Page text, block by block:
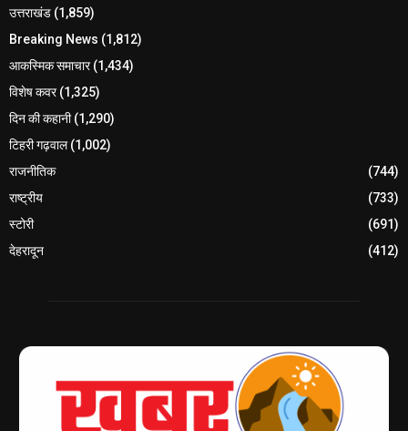
उत्तराखंड (1,859)
Breaking News (1,812)
आकस्मिक समाचार(1,434)
विशेष कवर(1,325)
दिन की कहानी(1,290)
टिहरी गढ़वाल(1,002)
राजनीतिक
(744)
राष्ट्रीय
(733)
स्टोरी
(691)
देहरादून
(412)